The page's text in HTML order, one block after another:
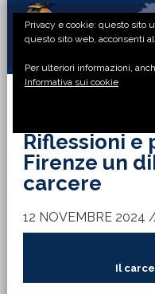
Passa
primaria
Passa
principale
Passa
laterale
Passa
di
Riflessioni e
Firenze un
carcere
12 NOVEMBRE 2024
Il
Privacy e cookie: questo sito
questo sito web, acconsenti
Per ulteriori informazioni,
Informativa sui cookie